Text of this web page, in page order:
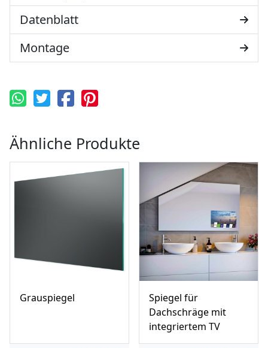
Datenblatt
Montage
Ähnliche Produkte
Grauspiegel
Spiegel für
Dachschräge mit
integriertem TV